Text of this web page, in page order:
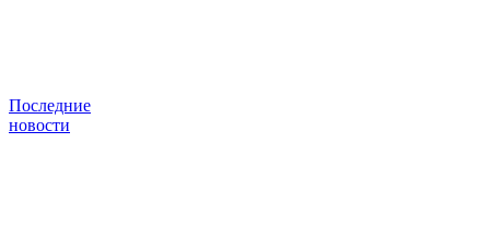
Последние
новости